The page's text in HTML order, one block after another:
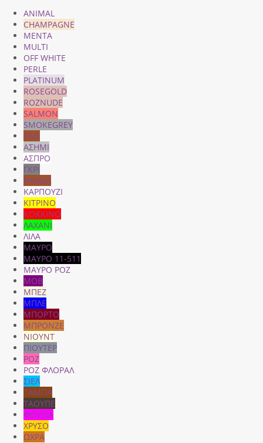
ANIMAL
CHAMPAGNE
MENTA
MULTI
OFF WHITE
PERLE
PLATINUM
ROSEGOLD
ROZNUDE
SALMON
SMOKEGREY
TAN
ΑΣΗΜΙ
ΑΣΠΡΟ
ΓΚΡΙ
ΚΑΜΕΛ
ΚΑΡΠΟΥΖΙ
ΚΙΤΡΙΝΟ
ΚΟΚΚΙΝΟ
ΛΑΧΑΝΙ
ΛΙΛΑ
ΜΑΥΡΟ
ΜΑΥΡΟ 11-511
ΜΑΥΡΟ ΡΟΖ
ΜΟΒ
ΜΠΕΖ
ΜΠΛΕ
ΜΠΟΡΤΟ
ΜΠΡΟΝΖΕ
ΝΙΟΥΝΤ
ΠΙΟΥΤΕΡ
ΡΟΖ
ΡΟΖ ΦΛΟΡΑΛ
ΣΙΕΛ
ΤΑΜΠΑ
ΤΑΟΥΠΕ
ΦΟΥΞΙΑ
ΧΡΥΣΟ
ΩΧΡΑ